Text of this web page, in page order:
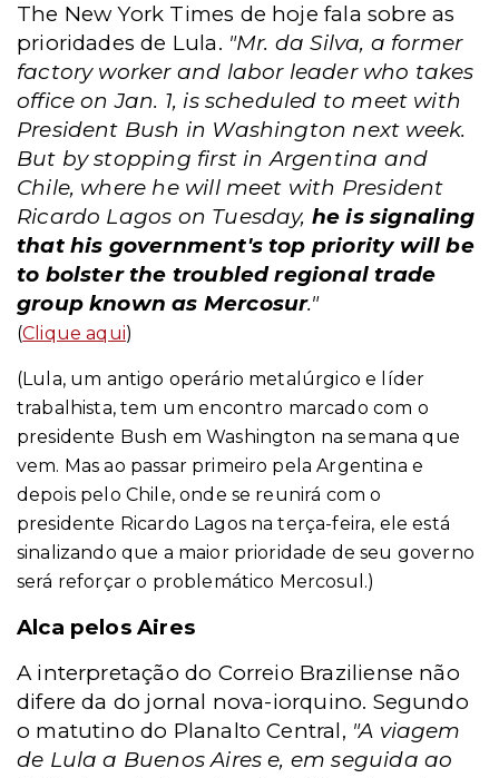
The New York Times de hoje fala sobre as
prioridades de Lula. "Mr. da Silva, a former
factory worker and labor leader who takes
office on Jan. 1, is scheduled to meet with
President Bush in Washington next week.
But by stopping first in Argentina and
Chile, where he will meet with President
Ricardo Lagos on Tuesday, he is signaling
that his government's top priority will be
to bolster the troubled regional trade
group known as Mercosur."
(Clique aqui)
(Lula, um antigo operário metalúrgico e líder
trabalhista, tem um encontro marcado com o
presidente Bush em Washington na semana que
vem. Mas ao passar primeiro pela Argentina e
depois pelo Chile, onde se reunirá com o
presidente Ricardo Lagos na terça-feira, ele está
sinalizando que a maior prioridade de seu governo
será reforçar o problemático Mercosul.)
Alca pelos Aires
A interpretação do Correio Braziliense não
difere da do jornal nova-iorquino. Segundo
o matutino do Planalto Central, "A viagem
de Lula a Buenos Aires e, em seguida ao